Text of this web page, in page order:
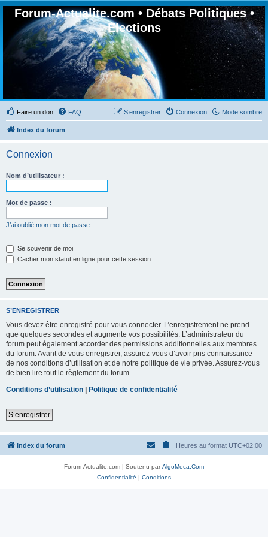
Forum-Actualite.com • Débats Politiques •
Elections
Faire un don Mode sombre
FAQ Connexion
S’enregistrer
Index du forum
Connexion
Nom d’utilisateur :
Mot de passe :
J’ai oublié mon mot de passe
Se souvenir de moi
Cacher mon statut en ligne pour cette session
S’ENREGISTRER
Vous devez être enregistré pour vous connecter. L’enregistrement ne prend
que quelques secondes et augmente vos possibilités. L’administrateur du
forum peut également accorder des permissions additionnelles aux membres
du forum. Avant de vous enregistrer, assurez-vous d’avoir pris connaissance
de nos conditions d’utilisation et de notre politique de vie privée. Assurez-vous
de bien lire tout le règlement du forum.
Conditions d’utilisation | Politique de confidentialité
S’enregistrer
Index du forum Heures au format UTC+02:00
Forum-Actualite.com | Soutenu parAlgoMeca.Com
Confidentialité | Conditions